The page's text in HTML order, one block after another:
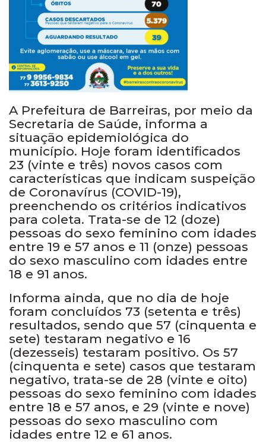
A Prefeitura de Barreiras, por meio da
Secretaria de Saúde, informa a
situação epidemiológica do
município. Hoje foram identificados
23 (vinte e três) novos casos com
características que indicam suspeição
de Coronavírus (COVID-19),
preenchendo os critérios indicativos
para coleta. Trata-se de 12 (doze)
pessoas do sexo feminino com idades
entre 19 e 57 anos e 11 (onze) pessoas
do sexo masculino com idades entre
18 e 91 anos.
Informa ainda, que no dia de hoje
foram concluídos 73 (setenta e três)
resultados, sendo que 57 (cinquenta e
sete) testaram negativo e 16
(dezesseis) testaram positivo. Os 57
(cinquenta e sete) casos que testaram
negativo, trata-se de 28 (vinte e oito)
pessoas do sexo feminino com idades
entre 18 e 57 anos, e 29 (vinte e nove)
pessoas do sexo masculino com
idades entre 12 e 61 anos.